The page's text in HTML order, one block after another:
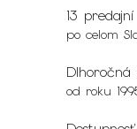
13 predajní
po celom
od roku